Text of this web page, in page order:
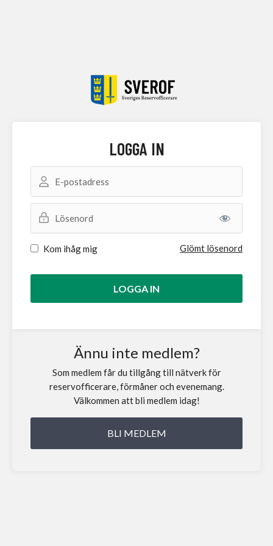
LOGGA IN
E-postadress
Lösenord
Kom ihåg mig Glömt lösenord
Ännu inte medlem?
Som medlem får du tillgång till nätverk för
reservofficerare, förmåner och evenemang.
Välkommen att bli medlem idag!
BLI MEDLEM